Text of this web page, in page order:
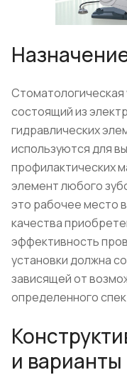
Стоматологическая
состоящий из
гидравлических
используются для
профилактических
элемент любого
это рабочее место
качества
эффективность
установки должна
зависящей от
определенного
и